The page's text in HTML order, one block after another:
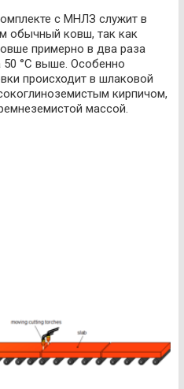
с МНЛЗ служит в
обычный ковш, так как
примерно в два раза
50 °С выше. Особенно
происходит в шлаковой
кирпичом,
массой.